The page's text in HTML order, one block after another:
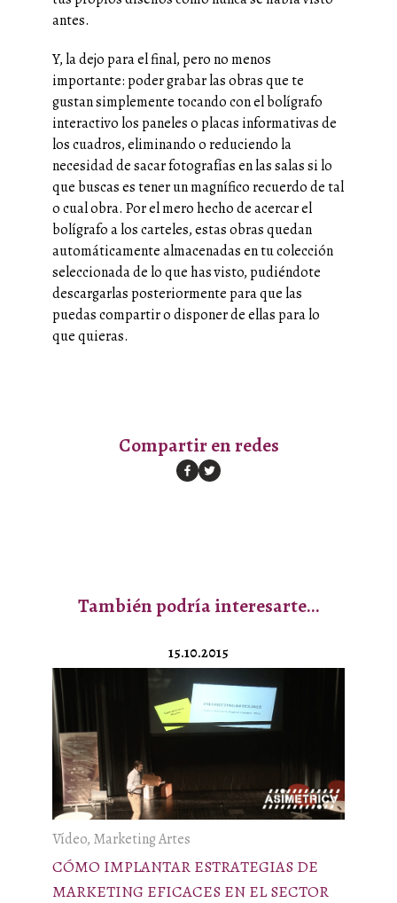
antes.
Y, la dejo para el final, pero no menos
importante: poder grabar las obras que te
gustan simplemente tocando con el bolígrafo
interactivo los paneles o placas informativas de
los cuadros, eliminando o reduciendo la
necesidad de sacar fotografías en las salas si lo
que buscas es tener un magnífico recuerdo de tal
o cual obra. Por el mero hecho de acercar el
bolígrafo a los carteles, estas obras quedan
automáticamente almacenadas en tu colección
seleccionada de lo que has visto, pudiéndote
descargarlas posteriormente para que las
puedas compartir o disponer de ellas para lo
que quieras.
Compartir en redes
También podría interesarte…
15.10.2015
Vídeo, Marketing Artes
CÓMO IMPLANTAR ESTRATEGIAS DE
MARKETING EFICACES EN EL SECTOR